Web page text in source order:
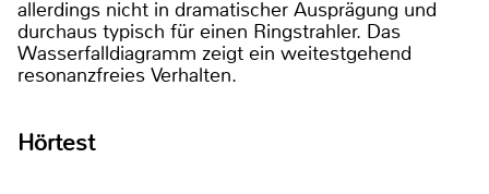
allerdings nicht in dramatischer Ausprägung und
durchaus typisch für einen Ringstrahler. Das
Wasserfalldiagramm zeigt ein weitestgehend
resonanzfreies Verhalten.
Hörtest